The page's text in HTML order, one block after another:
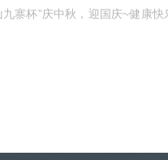
九寨杯”庆中秋，迎国庆~健康快